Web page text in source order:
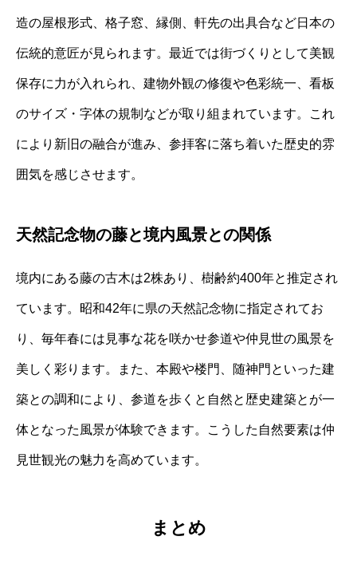
造の屋根形式、格子窓、縁側、軒先の出具合など日本の
伝統的意匠が見られます。最近では街づくりとして美観
保存に力が入れられ、建物外観の修復や色彩統一、看板
のサイズ・字体の規制などが取り組まれています。これ
により新旧の融合が進み、参拝客に落ち着いた歴史的雰
囲気を感じさせます。
天然記念物の藤と境内風景との関係
境内にある藤の古木は2株あり、樹齢約400年と推定され
ています。昭和42年に県の天然記念物に指定されてお
り、毎年春には見事な花を咲かせ参道や仲見世の風景を
美しく彩ります。また、本殿や楼門、随神門といった建
築との調和により、参道を歩くと自然と歴史建築とが一
体となった風景が体験できます。こうした自然要素は仲
見世観光の魅力を高めています。
まとめ